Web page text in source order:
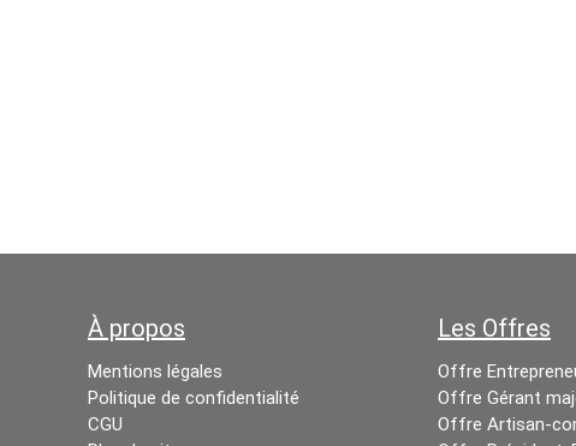
À propos
Mentions légales
Politique de confidentialité
CGU
Les Offres
Offre
Offre Gérant
Offre Artisan-